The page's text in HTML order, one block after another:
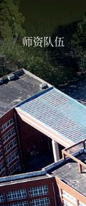
师资队伍